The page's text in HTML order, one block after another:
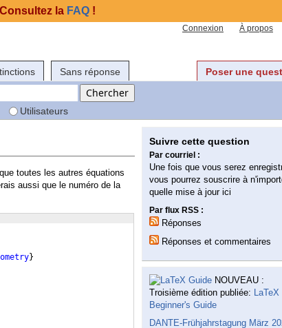
Connexion À propos
Sans réponse Poser une
Utilisateurs
toutes les autres équations
aussi que le numéro de la
}
Suivre cette question
Par courriel :
Une fois que vous serez
vous pourrez souscrire à
quelle mise à jour ici
Par flux RSS :
Réponses
Réponses et commentaires
NOUVEAU :
Troisième édition publiée: LaTeX
Beginner's Guide
DANTE-Frühjahrstagung März
la FAQ !